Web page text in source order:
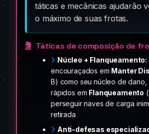
táticas e mecânicas ajudarão
o máximo de suas frotas.
Táticas de composição de
Núcleo + Flanqueamento:
encouraçados em Manter
B) como seu núcleo de dano,
rápidos em Flanqueamento
perseguir naves de carga
retirada
Anti-defesas